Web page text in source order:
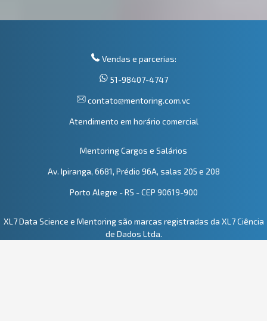
Vendas e parcerias:
51-98407-4747
contato@mentoring.com.vc
Atendimento em horário comercial
Mentoring Cargos e Salários
Av. Ipiranga, 6681, Prédio 96A, salas 205 e 208
Porto Alegre - RS - CEP 90619-900
XL7 Data Science e Mentoring são marcas registradas da XL7 Ciência
de Dados Ltda.